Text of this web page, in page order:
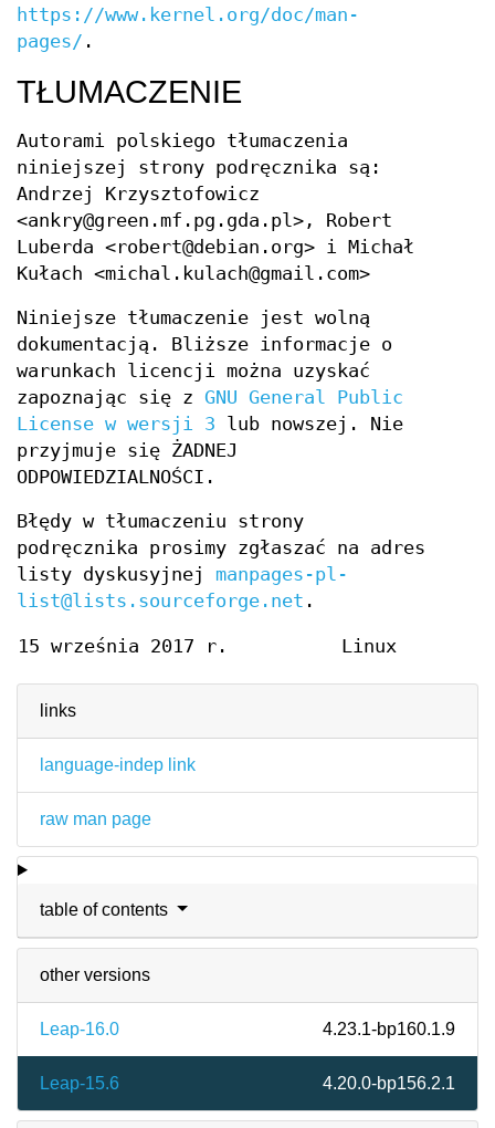
links
language-indep link
raw man page
table of contents
other versions
Leap-16.0 4.23.1-bp160.1.9
Leap-15.6 4.20.0-bp156.2.1
https://www.kernel.org/doc/man-
pages/ .
TŁUMACZENIE
Autorami polskiego tłumaczenia
niniejszej strony podręcznika są:
Andrzej Krzysztofowicz
<ankry@green.mf.pg.gda.pl>, Robert
Luberda <robert@debian.org> i Michał
Kułach <michal.kulach@gmail.com>
Niniejsze tłumaczenie jest wolną
dokumentacją. Bliższe informacje o
warunkach licencji można uzyskać
zapoznając się z GNU General Public
License w wersji 3 lub nowszej. Nie
przyjmuje się ŻADNEJ
ODPOWIEDZIALNOŚCI.
Błędy w tłumaczeniu strony
podręcznika prosimy zgłaszać na adres
listy dyskusyjnej manpages-pl-
list@lists.sourceforge.net .
15 września 2017 r. Linux